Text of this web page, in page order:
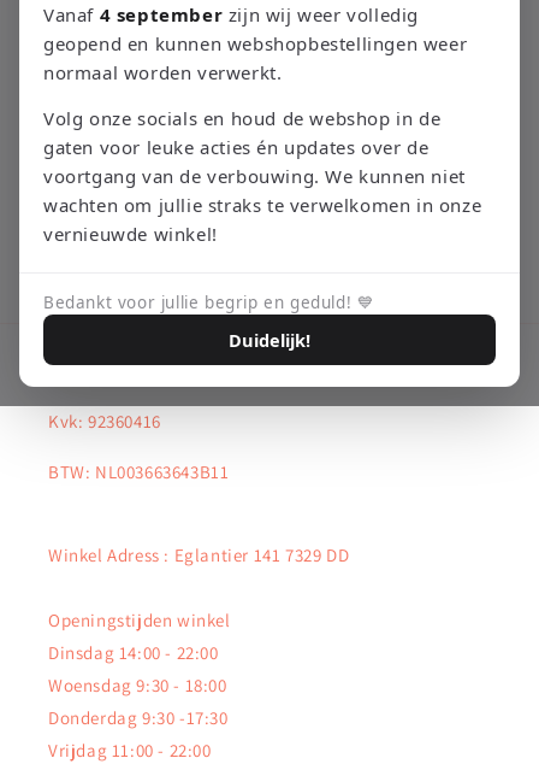
Geen producten gevonden
Bedrijfsgegevens
Kvk: 92360416
BTW: NL003663643B11
Winkel Adress : Eglantier 141 7329 DD
Openingstijden winkel
Dinsdag 14:00 - 22:00
Woensdag 9:30 - 18:00
Donderdag 9:30 -17:30
Vrijdag 11:00 - 22:00
Vanaf 4 september zijn wij weer volledig
geopend en kunnen webshopbestellingen weer
normaal worden verwerkt.
Volg onze socials en houd de webshop in de
gaten voor leuke acties én updates over de
voortgang van de verbouwing. We kunnen niet
wachten om jullie straks te verwelkomen in onze
vernieuwde winkel!
Bedankt voor jullie begrip en geduld! 💙
Duidelijk!